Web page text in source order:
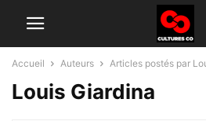
Accueil Auteurs Articles postés par
Louis Giardina